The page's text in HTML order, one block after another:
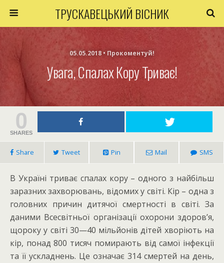
ТРУСКАВЕЦЬКИЙ ВІСНИК
05.05.2018 • Прокоментуй!
Увага, Спалах Кору Триває!
0
SHARES
Share Tweet Pin Mail SMS
В Україні триває спалах кору – одного з найбільш
заразних захворювань, відомих у світі. Кір – одна з
головних причин дитячої смертності в світі. За
даними Всесвітньої організації охорони здоров’я,
щороку у світі 30—40 мільйонів дітей хворіють на
кір, понад 800 тисяч помирають від самої інфекції
та її ускладнень. Це означає 314 смертей на день,